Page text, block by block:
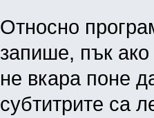
Относно
запише, пък
не вкара поне
субтитрите са